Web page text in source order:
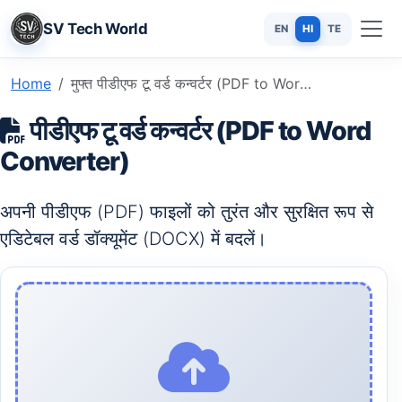
SV Tech World EN HI TE
Home मुफ्त पीडीएफ टू वर्ड कन्वर्टर (PDF to Word Converter): ऑनलाइन DOCX में बदलें
पीडीएफ टू वर्ड कन्वर्टर (PDF to Word
Converter)
अपनी पीडीएफ (PDF) फाइलों को तुरंत और सुरक्षित रूप से
एडिटेबल वर्ड डॉक्यूमेंट (DOCX) में बदलें।